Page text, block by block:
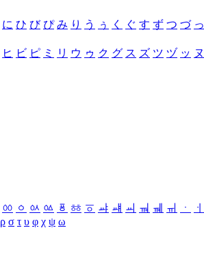
に ひ び ぴ み り う ぅ く ぐ す ず つ づ っ
ヒ ビ ピ ミ リ ウ ゥ ク グ ス ズ ツ ヅ ッ ヌ
ㆀ ㆁ ㆂ ㆃ ㆄ ㆅ ㆆ ㆇ ㆈ ㆉ ㆊ ㆋ ㆌ ㆍ
ㆎ
ρ σ τ υ φ χ ψ ω